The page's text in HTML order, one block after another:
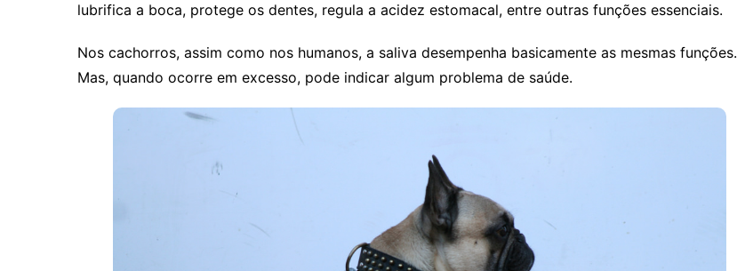
lubrifica a boca, protege os dentes, regula a acidez estomacal, entre outras funções essenciais.
Nos cachorros, assim como nos humanos, a saliva desempenha basicamente as mesmas funções.
Mas, quando ocorre em excesso, pode indicar algum problema de saúde.